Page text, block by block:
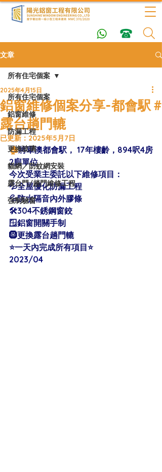
文章
所有住宅個案
鋁窗維修
防漏工程
更換玻璃
貓網／防蚊網安裝
露台門/趟門維修工程
強制驗窗
所有住宅個案
鋁窗維修個案分享-都會駅 #
露台趟門轆
2025年4月15日
已更新： 2025年5月7日
🏠將軍澳都會駅， 17年樓齡，894呎4房
2廁單位
今次受業主委託以下維修項目：
💦全屋優化防漏工程
💦防水隔音內外膠條
🛠304不銹鋼窗鉸
🪟鋁窗開關手制
🛞更換露台趟門轆
⭐️一天內完成所有項目⭐️
2023/04